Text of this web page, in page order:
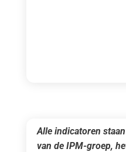
Alle indicatoren
van de IPM-groep,